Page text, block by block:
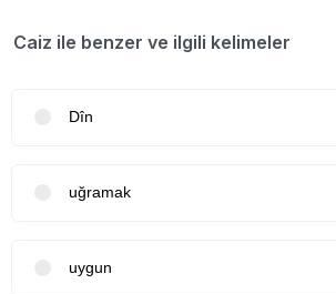
Caiz ile benzer ve ilgili kelimeler
Dîn
uğramak
uygun